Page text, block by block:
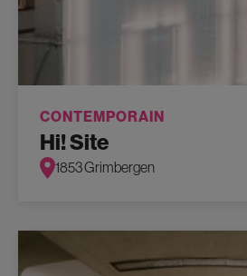
CONTEMPORAIN
Hi! Site
1853 Grimbergen